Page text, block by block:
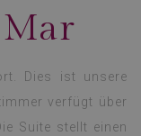
Dies ist unsere
verfügt über
Suite stellt einen